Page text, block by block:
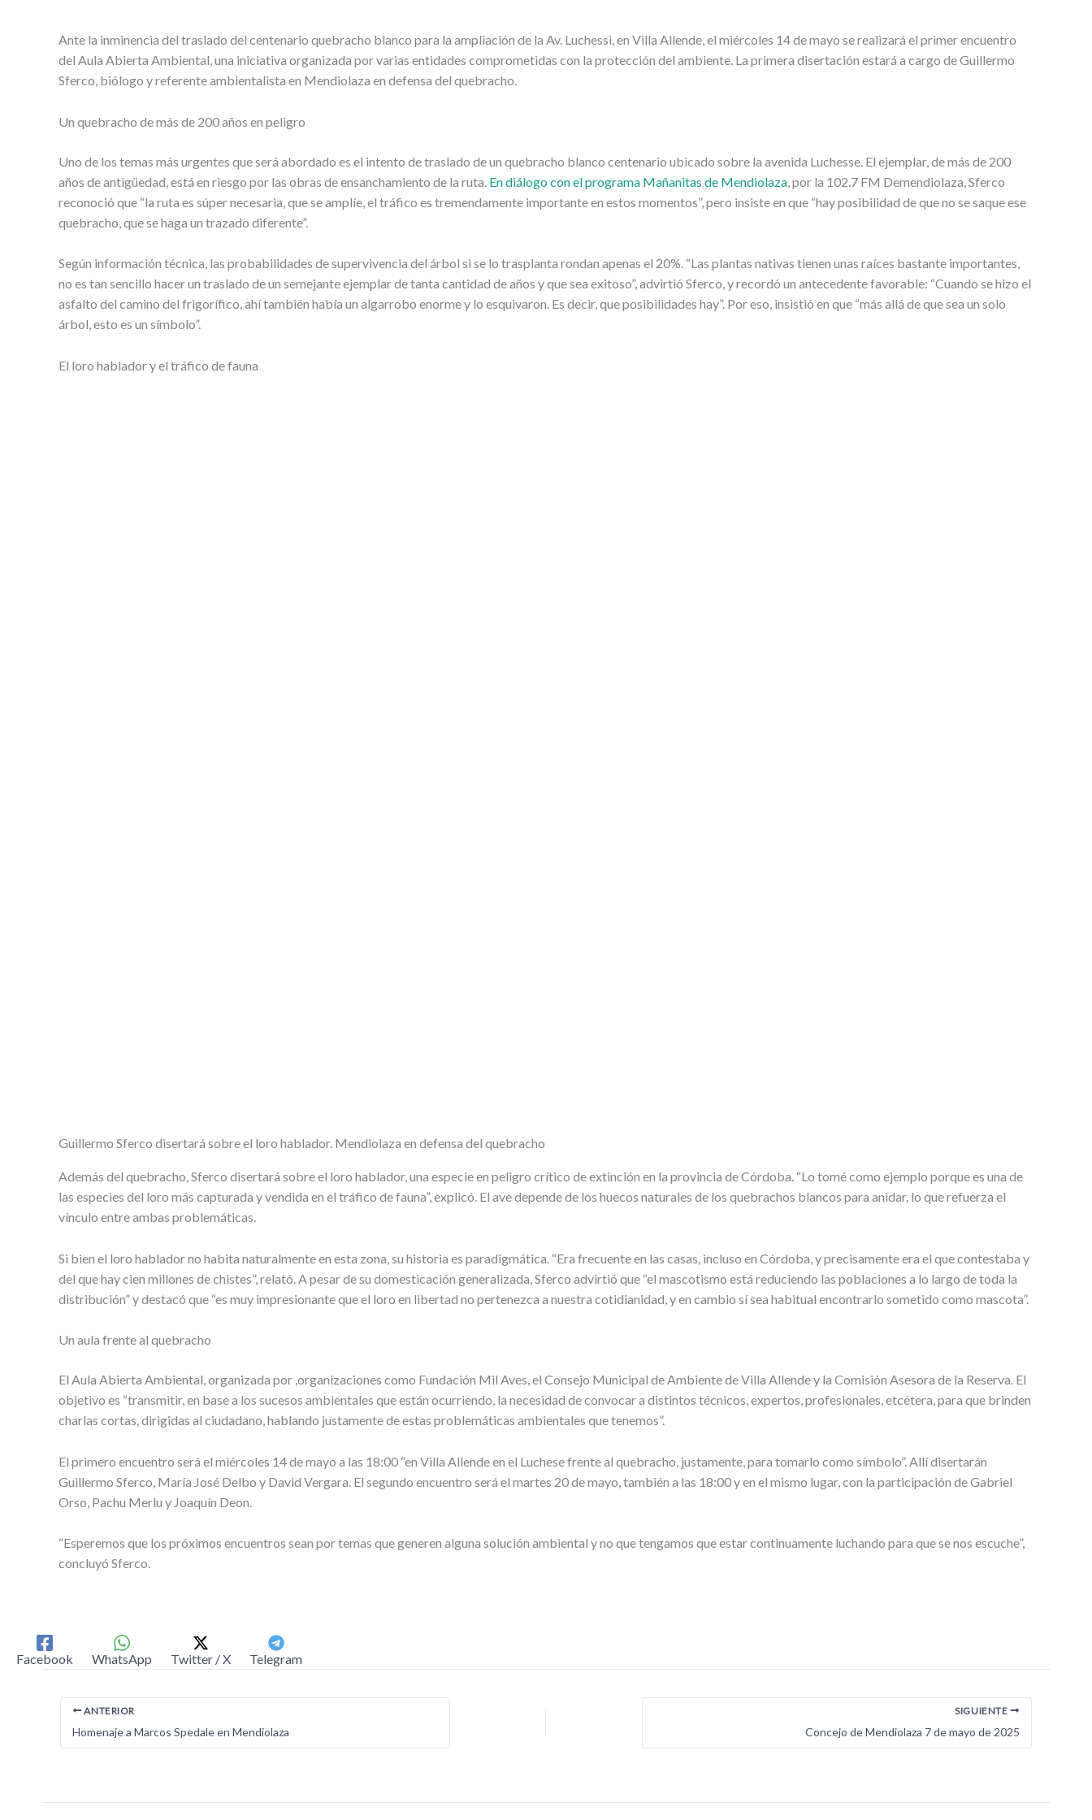
Ante la inminencia del traslado del centenario quebracho blanco para la ampliación de la Av. Luchessi, en Villa Allende, el miércoles 14 de mayo se realizará el primer encuentro
del Aula Abierta Ambiental, una iniciativa organizada por varias entidades comprometidas con la protección del ambiente. La primera disertación estará a cargo de Guillermo
Sferco, biólogo y referente ambientalista en Mendiolaza en defensa del quebracho.
Un quebracho de más de 200 años en peligro
Uno de los temas más urgentes que será abordado es el intento de traslado de un quebracho blanco centenario ubicado sobre la avenida Luchesse. El ejemplar, de más de 200
años de antigüedad, está en riesgo por las obras de ensanchamiento de la ruta. En diálogo con el programa Mañanitas de Mendiolaza, por la 102.7 FM Demendiolaza, Sferco
reconoció que “la ruta es súper necesaria, que se amplíe, el tráfico es tremendamente importante en estos momentos”, pero insiste en que “hay posibilidad de que no se saque ese
quebracho, que se haga un trazado diferente”.
Según información técnica, las probabilidades de supervivencia del árbol si se lo trasplanta rondan apenas el 20%. “Las plantas nativas tienen unas raíces bastante importantes,
no es tan sencillo hacer un traslado de un semejante ejemplar de tanta cantidad de años y que sea exitoso”, advirtió Sferco, y recordó un antecedente favorable: “Cuando se hizo el
asfalto del camino del frigorífico, ahí también había un algarrobo enorme y lo esquivaron. Es decir, que posibilidades hay”. Por eso, insistió en que “más allá de que sea un solo
árbol, esto es un símbolo”.
El loro hablador y el tráfico de fauna
Guillermo Sferco disertará sobre el loro hablador. Mendiolaza en defensa del quebracho
Además del quebracho, Sferco disertará sobre el loro hablador, una especie en peligro crítico de extinción en la provincia de Córdoba. “Lo tomé como ejemplo porque es una de
las especies del loro más capturada y vendida en el tráfico de fauna”, explicó. El ave depende de los huecos naturales de los quebrachos blancos para anidar, lo que refuerza el
vínculo entre ambas problemáticas.
Si bien el loro hablador no habita naturalmente en esta zona, su historia es paradigmática. “Era frecuente en las casas, incluso en Córdoba, y precisamente era el que contestaba y
del que hay cien millones de chistes”, relató. A pesar de su domesticación generalizada, Sferco advirtió que “el mascotismo está reduciendo las poblaciones a lo largo de toda la
distribución” y destacó que “es muy impresionante que el loro en libertad no pertenezca a nuestra cotidianidad, y en cambio sí sea habitual encontrarlo sometido como mascota”.
Un aula frente al quebracho
El Aula Abierta Ambiental, organizada por ,organizaciones como Fundación Mil Aves, el Consejo Municipal de Ambiente de Villa Allende y la Comisión Asesora de la Reserva. El
objetivo es “transmitir, en base a los sucesos ambientales que están ocurriendo, la necesidad de convocar a distintos técnicos, expertos, profesionales, etcétera, para que brinden
charlas cortas, dirigidas al ciudadano, hablando justamente de estas problemáticas ambientales que tenemos”.
El primero encuentro será el miércoles 14 de mayo a las 18:00 “en Villa Allende en el Luchese frente al quebracho, justamente, para tomarlo como símbolo”. Allí disertarán
Guillermo Sferco, María José Delbo y David Vergara. El segundo encuentro será el martes 20 de mayo, también a las 18:00 y en el mismo lugar, con la participación de Gabriel
Orso, Pachu Merlu y Joaquín Deon.
“Esperemos que los próximos encuentros sean por temas que generen alguna solución ambiental y no que tengamos que estar continuamente luchando para que se nos escuche”,
concluyó Sferco.
Facebook WhatsApp Twitter / X Telegram
ANTERIOR
Homenaje a Marcos Spedale en Mendiolaza
SIGUIENTE
Concejo de Mendiolaza 7 de mayo de 2025